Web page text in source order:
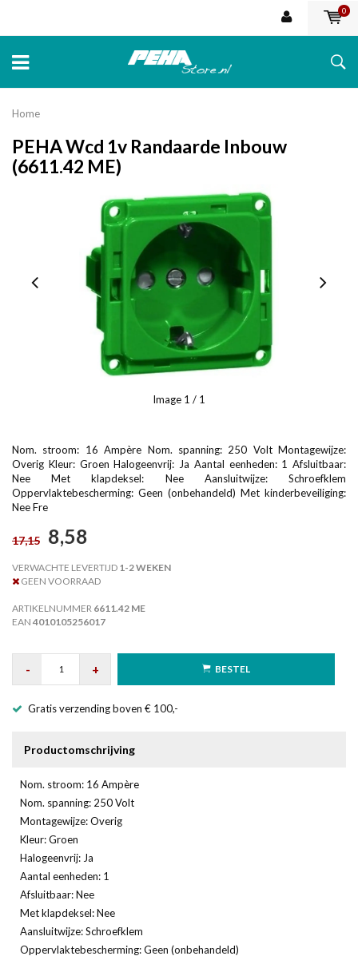
0
Home
PEHA Wcd 1v Randaarde Inbouw
(6611.42 ME)
Image 1 / 1
Nom. stroom: 16 Ampère Nom. spanning: 250 Volt Montagewijze:
Overig Kleur: Groen Halogeenvrij: Ja Aantal eenheden: 1 Afsluitbaar:
Nee Met klapdeksel: Nee Aansluitwijze: Schroefklem
Oppervlaktebescherming: Geen (onbehandeld) Met kinderbeveiliging:
Nee Fre
17,15 8,58
VERWACHTE LEVERTIJD 1-2 WEKEN
GEEN VOORRAAD
ARTIKELNUMMER 6611.42 ME
EAN 4010105256017
- + BESTEL
Gratis verzending boven € 100,-
Productomschrijving
Nom. stroom: 16 Ampère
Nom. spanning: 250 Volt
Montagewijze: Overig
Kleur: Groen
Halogeenvrij: Ja
Aantal eenheden: 1
Afsluitbaar: Nee
Met klapdeksel: Nee
Aansluitwijze: Schroefklem
Oppervlaktebescherming: Geen (onbehandeld)